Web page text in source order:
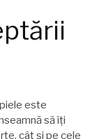
este
să îți
cât și pe cele